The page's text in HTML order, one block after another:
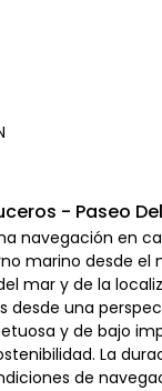
- Paseo
navegación en
marino desde el
mar y de la
desde una
y de bajo
La
de